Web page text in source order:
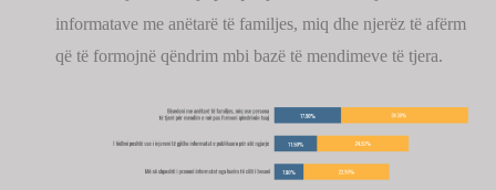
informatave me anëtarë të familjes, miq dhe njerëz të afërm
që të formojnë qëndrim mbi bazë të mendimeve të tjera.